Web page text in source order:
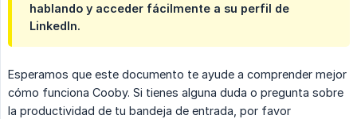
hablando y acceder fácilmente a su perfil de
LinkedIn.
Esperamos que este documento te ayude a comprender mejor
cómo funciona Cooby. Si tienes alguna duda o pregunta sobre
la productividad de tu bandeja de entrada, por favor